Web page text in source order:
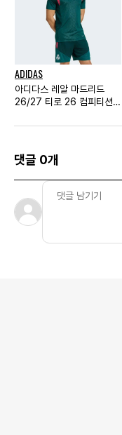
ADIDAS
아디다스 레알 마드리드
26/27 티로 26 컴피티션
댓글 0개